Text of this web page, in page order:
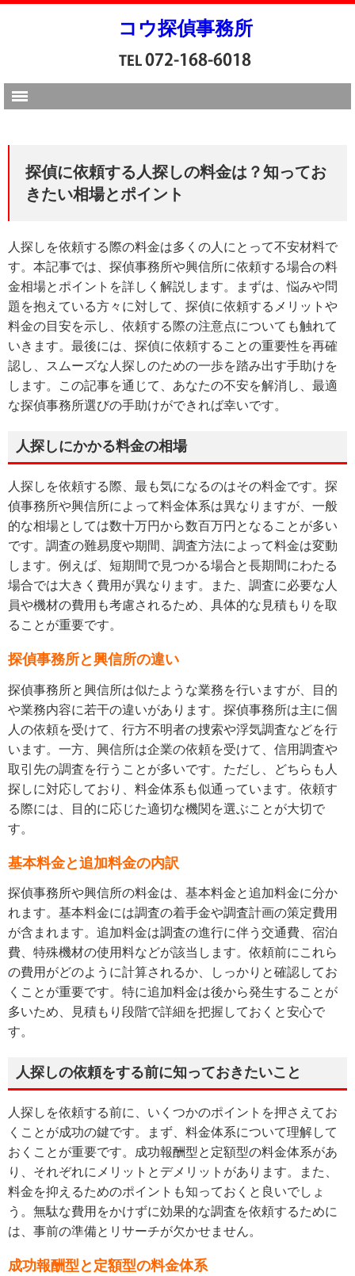
コウ探偵事務所
探偵に依頼する人探しの料金は？知ってお
きたい相場とポイント
人探しを依頼する際の料金は多くの人にとって不安材料で
す。本記事では、探偵事務所や興信所に依頼する場合の料
金相場とポイントを詳しく解説します。まずは、悩みや問
題を抱えている方々に対して、探偵に依頼するメリットや
料金の目安を示し、依頼する際の注意点についても触れて
いきます。最後には、探偵に依頼することの重要性を再確
認し、スムーズな人探しのための一歩を踏み出す手助けを
します。この記事を通じて、あなたの不安を解消し、最適
な探偵事務所選びの手助けができれば幸いです。
人探しにかかる料金の相場
人探しを依頼する際、最も気になるのはその料金です。探
偵事務所や興信所によって料金体系は異なりますが、一般
的な相場としては数十万円から数百万円となることが多い
です。調査の難易度や期間、調査方法によって料金は変動
します。例えば、短期間で見つかる場合と長期間にわたる
場合では大きく費用が異なります。また、調査に必要な人
員や機材の費用も考慮されるため、具体的な見積もりを取
ることが重要です。
探偵事務所と興信所の違い
探偵事務所と興信所は似たような業務を行いますが、目的
や業務内容に若干の違いがあります。探偵事務所は主に個
人の依頼を受けて、行方不明者の捜索や浮気調査などを行
います。一方、興信所は企業の依頼を受けて、信用調査や
取引先の調査を行うことが多いです。ただし、どちらも人
探しに対応しており、料金体系も似通っています。依頼す
る際には、目的に応じた適切な機関を選ぶことが大切で
す。
基本料金と追加料金の内訳
探偵事務所や興信所の料金は、基本料金と追加料金に分か
れます。基本料金には調査の着手金や調査計画の策定費用
が含まれます。追加料金は調査の進行に伴う交通費、宿泊
費、特殊機材の使用料などが該当します。依頼前にこれら
の費用がどのように計算されるか、しっかりと確認してお
くことが重要です。特に追加料金は後から発生することが
多いため、見積もり段階で詳細を把握しておくと安心で
す。
人探しの依頼をする前に知っておきたいこと
人探しを依頼する前に、いくつかのポイントを押さえてお
くことが成功の鍵です。まず、料金体系について理解して
おくことが重要です。成功報酬型と定額型の料金体系があ
り、それぞれにメリットとデメリットがあります。また、
料金を抑えるためのポイントも知っておくと良いでしょ
う。無駄な費用をかけずに効果的な調査を依頼するために
は、事前の準備とリサーチが欠かせません。
成功報酬型と定額型の料金体系